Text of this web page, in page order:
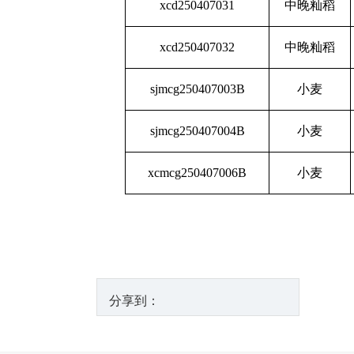
xcd250407031 中晚籼稻
xcd250407032 中晚籼稻
sjmcg250407003B 小麦
sjmcg250407004B 小麦
xcmcg250407006B 小麦
分享到：